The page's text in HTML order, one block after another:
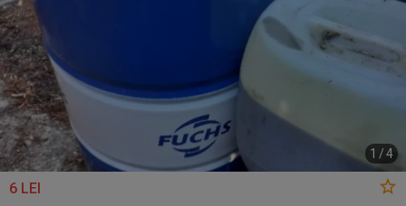
1 /4
6 LEI